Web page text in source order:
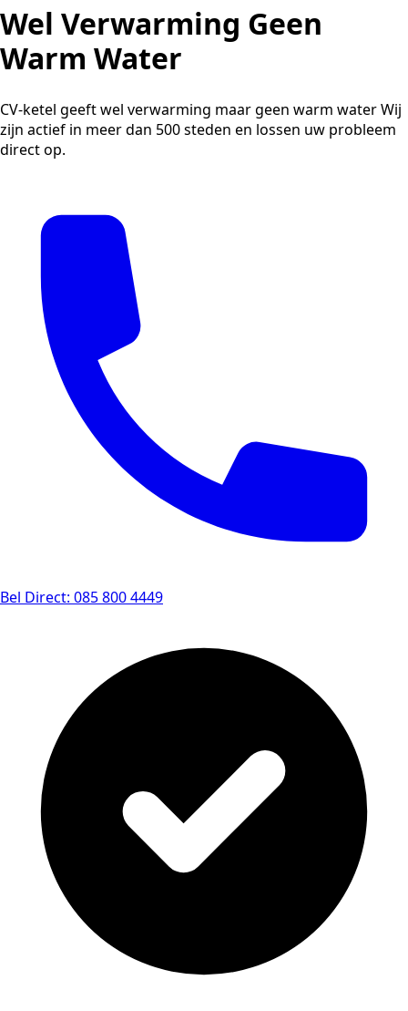
Wel Verwarming Geen
Warm Water
CV-ketel geeft wel verwarming maar geen warm water Wij
zijn actief in meer dan 500 steden en lossen uw probleem
direct op.
Bel Direct: 085 800 4449